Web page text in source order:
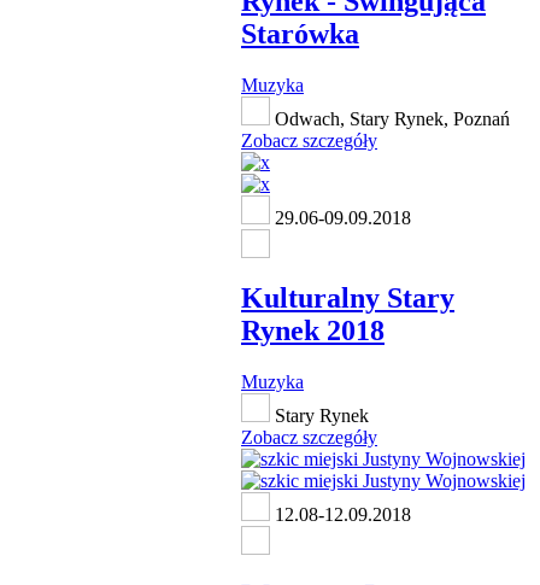
Starówka
Muzyka
Odwach, Stary Rynek, Poznań
Zobacz szczegóły
29.06-09.09.2018
Kulturalny Stary
Rynek 2018
Muzyka
Stary Rynek
Zobacz szczegóły
12.08-12.09.2018